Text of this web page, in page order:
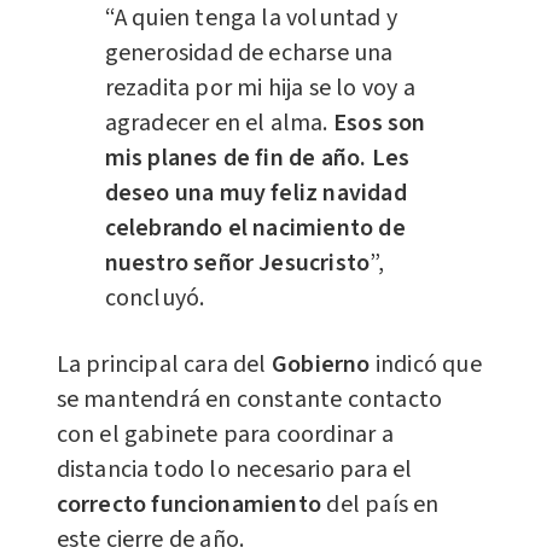
“A quien tenga la voluntad y
generosidad de echarse una
rezadita por mi hija se lo voy a
agradecer en el alma. Esos son
mis planes de fin de año. Les
deseo una muy feliz navidad
celebrando el nacimiento de
nuestro señor Jesucristo”,
concluyó.
La principal cara del Gobierno indicó que
se mantendrá en constante contacto
con el gabinete para coordinar a
distancia todo lo necesario para el
correcto funcionamientodel país en
este cierre de año.